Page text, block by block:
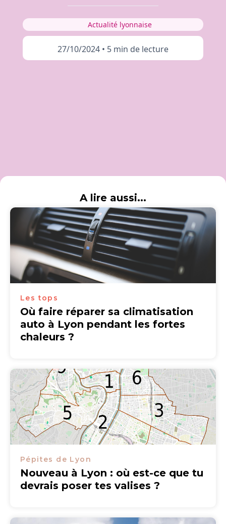
Actualité lyonnaise
27/10/2024 • 5 min de lecture
A lire aussi...
Les tops
Où faire réparer sa climatisation
auto à Lyon pendant les fortes
chaleurs ?
Pépites de Lyon
Nouveau à Lyon : où est-ce que tu
devrais poser tes valises ?